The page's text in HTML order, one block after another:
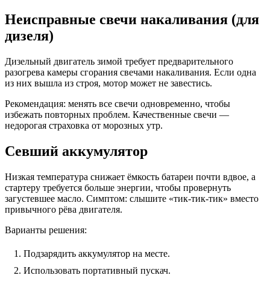
Неисправные свечи накаливания (для
дизеля)
Дизельный двигатель зимой требует предварительного
разогрева камеры сгорания свечами накаливания. Если одна
из них вышла из строя, мотор может не завестись.
Рекомендация: менять все свечи одновременно, чтобы
избежать повторных проблем. Качественные свечи —
недорогая страховка от морозных утр.
Севший аккумулятор
Низкая температура снижает ёмкость батареи почти вдвое, а
стартеру требуется больше энергии, чтобы провернуть
загустевшее масло. Симптом: слышите «тик-тик-тик» вместо
привычного рёва двигателя.
Варианты решения:
Подзарядить аккумулятор на месте.
Использовать портативный пускач.